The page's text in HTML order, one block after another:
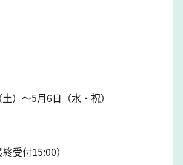
）～5月6日（水・祝）
受付15:00）